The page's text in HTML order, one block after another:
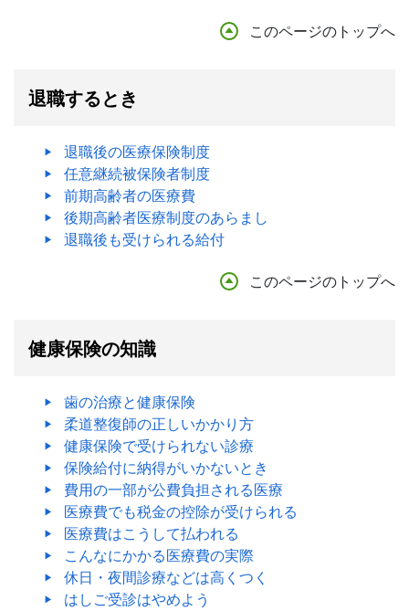
このページのトップへ
退職するとき
退職後の医療保険制度
任意継続被保険者制度
前期高齢者の医療費
後期高齢者医療制度のあらまし
退職後も受けられる給付
このページのトップへ
健康保険の知識
歯の治療と健康保険
柔道整復師の正しいかかり方
健康保険で受けられない診療
保険給付に納得がいかないとき
費用の一部が公費負担される医療
医療費でも税金の控除が受けられる
医療費はこうして払われる
こんなにかかる医療費の実際
休日・夜間診療などは高くつく
はしご受診はやめよう